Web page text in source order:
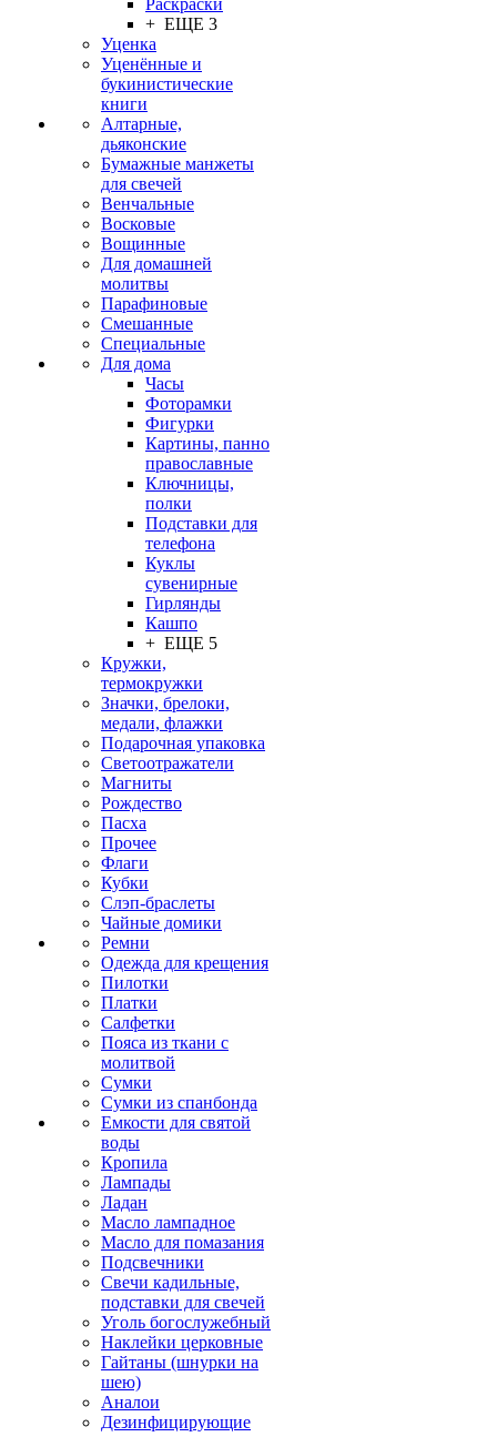
Раскраски
+ ЕЩЕ 3
Уценка
Уценённые и
букинистические
книги
Алтарные,
дьяконские
Бумажные манжеты
для свечей
Венчальные
Восковые
Вощинные
Для домашней
молитвы
Парафиновые
Смешанные
Специальные
Для дома
Часы
Фоторамки
Фигурки
Картины, панно
православные
Ключницы,
полки
Подставки для
телефона
Куклы
сувенирные
Гирлянды
Кашпо
+ ЕЩЕ 5
Кружки,
термокружки
Значки, брелоки,
медали, флажки
Подарочная упаковка
Светоотражатели
Магниты
Рождество
Пасха
Прочее
Флаги
Кубки
Слэп-браслеты
Чайные домики
Ремни
Одежда для крещения
Пилотки
Платки
Салфетки
Пояса из ткани с
молитвой
Сумки
Сумки из спанбонда
Емкости для святой
воды
Кропила
Лампады
Ладан
Масло лампадное
Масло для помазания
Подсвечники
Свечи кадильные,
подставки для свечей
Уголь богослужебный
Наклейки церковные
Гайтаны (шнурки на
шею)
Аналои
Дезинфицирующие